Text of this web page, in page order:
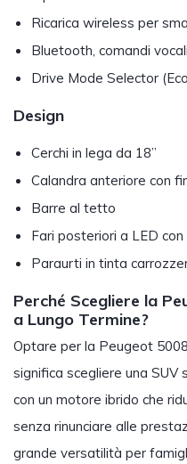
Ricarica wireless per
Bluetooth, comandi
Drive Mode Selector
Design
Cerchi in lega da 18”
Calandra anteriore con
Barre al tetto
Fari posteriori a LED
Paraurti in tinta
Perché Scegliere la
a Lungo Termine?
Optare per la Peugeot
significa scegliere una
con un motore ibrido che
senza rinunciare alle
grande versatilità per